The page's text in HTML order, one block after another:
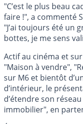
"C’est le plus beau
faire !", a commenté
"J’ai toujours été un
bottes, je me sens
Actif au cinéma et
"Maison à vendre",
sur M6 et bientôt
d’intérieur, le
d’étendre son
immobilier", en